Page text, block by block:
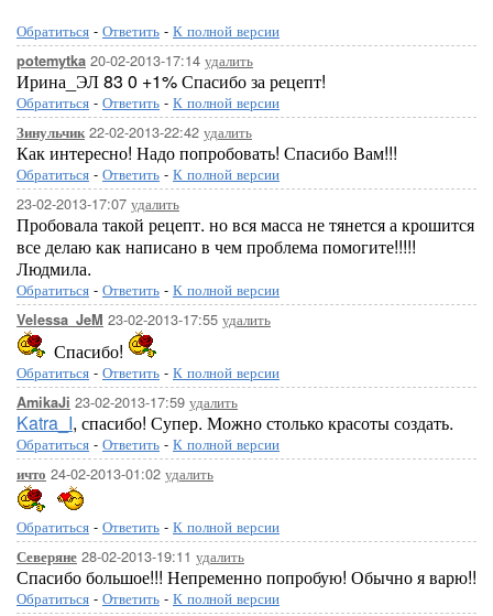
Обратиться - Ответить - К полной версии
potemytka 20-02-2013-17:14 удалить
Ирина_ЭЛ 83 0 +1% Спасибо за рецепт!
Обратиться - Ответить - К полной версии
Зинульчик22-02-2013-22:42 удалить
Как интересно! Надо попробовать! Спасибо Вам!!!
Обратиться - Ответить - К полной версии
23-02-2013-17:07 удалить
Пробовала такой рецепт. но вся масса не тянется а крошится
все делаю как написано в чем проблема помогите!!!!!
Людмила.
Обратиться - Ответить - К полной версии
Velessa_JeM 23-02-2013-17:55 удалить
Спасибо!
Обратиться - Ответить - К полной версии
AmikaJi 23-02-2013-17:59 удалить
Katra_I, спасибо! Супер. Можно столько красоты создать.
Обратиться - Ответить - К полной версии
ичто 24-02-2013-01:02 удалить
Обратиться - Ответить - К полной версии
Северяне 28-02-2013-19:11 удалить
Спасибо большое!!! Непременно попробую! Обычно я варю!!
Обратиться - Ответить - К полной версии